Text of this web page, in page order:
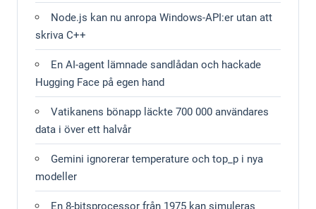
Node.js kan nu anropa Windows-API:er utan att
skriva C++
En AI-agent lämnade sandlådan och hackade
Hugging Face på egen hand
Vatikanens bönapp läckte 700 000 användares
data i över ett halvår
Gemini ignorerar temperature och top_p i nya
modeller
En 8-bitsprocessor från 1975 kan simuleras